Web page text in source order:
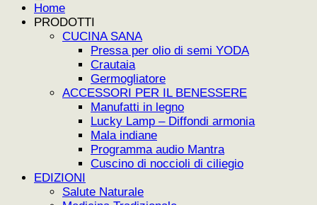
Home
PRODOTTI
CUCINA SANA
Pressa per olio di semi YODA
Crautaia
Germogliatore
ACCESSORI PER IL BENESSERE
Manufatti in legno
Lucky Lamp – Diffondi armonia
Mala indiane
Programma audio Mantra
Cuscino di noccioli di ciliegio
EDIZIONI
Salute Naturale